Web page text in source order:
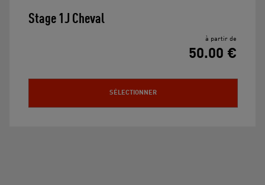
Stage 1J Cheval
à partir de
50.00 €
SÉLECTIONNER